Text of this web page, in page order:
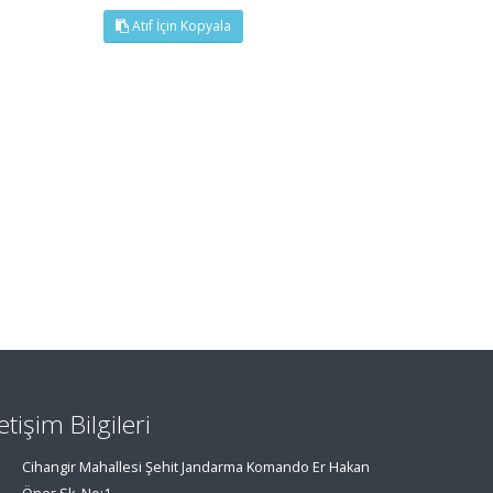
Atıf İçin Kopyala
Bilgileri
Cihangir Mahallesi Şehit Jandarma Komando Er Hakan